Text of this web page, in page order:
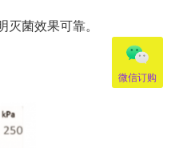
菌效果可靠。
微信订购